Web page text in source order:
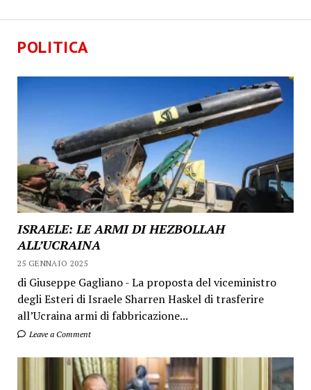
POLITICA
ISRAELE: LE ARMI DI HEZBOLLAH
ALL’UCRAINA
25 GENNAIO 2025
di Giuseppe Gagliano - La proposta del viceministro
degli Esteri di Israele Sharren Haskel di trasferire
all’Ucraina armi di fabbricazione...
Leave a Comment